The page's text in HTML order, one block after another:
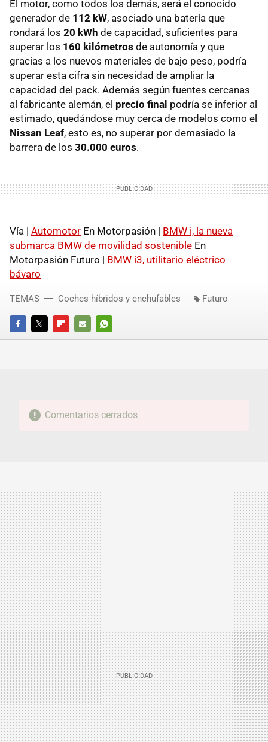
El motor, como todos los demás, será el conocido
generador de 112 kW, asociado una batería que
rondará los 20 kWh de capacidad, suficientes para
superar los 160 kilómetros de autonomía y que
gracias a los nuevos materiales de bajo peso, podría
superar esta cifra sin necesidad de ampliar la
capacidad del pack. Además según fuentes cercanas
al fabricante alemán, el precio final podría se inferior al
estimado, quedándose muy cerca de modelos como el
Nissan Leaf, esto es, no superar por demasiado la
barrera de los 30.000 euros.
Vía | Automotor En Motorpasión | BMW i, la nueva
submarca BMW de movilidad sostenible En
Motorpasión Futuro | BMW i3, utilitario eléctrico
bávaro
FACEBOOKTWITTERFLIPBOARD
E-
WHATSAPP
TEMAS Coches híbridos y enchufables Futuro
Comentarios cerrados